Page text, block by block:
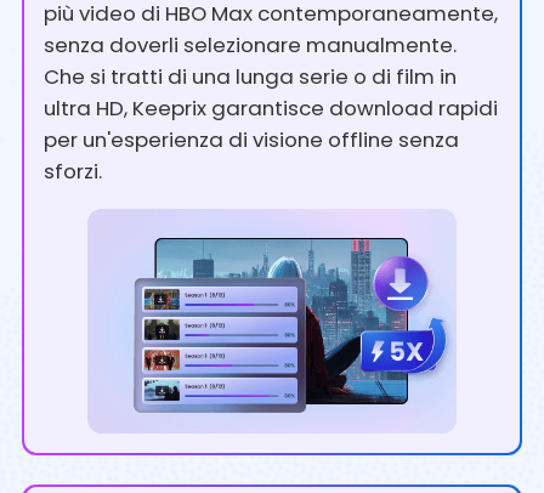
più video di HBO Max contemporaneamente,
senza doverli selezionare manualmente.
Che si tratti di una lunga serie o di film in
ultra HD, Keeprix garantisce download rapidi
per un'esperienza di visione offline senza
sforzi.